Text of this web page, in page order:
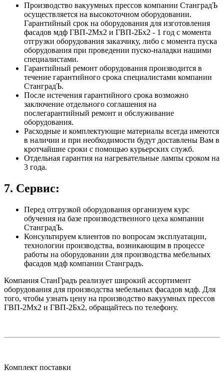
Производство вакуумных прессов компании СтанградЪ
осуществляется на высокоточном оборудовании.
Гарантийный срок на оборудования для изготовления
фасадов мдф ГВП-2Мх2 и ГВП-2Бх2 - 1 год с момента
отгрузки оборудования заказчику, либо с момента пуска
оборудования при проведении пуско-наладки нашими
специалистами.
Гарантийный ремонт оборудования производится в
течение гарантийного срока специалистами компании
СтанградЪ.
После истечения гарантийного срока возможно
заключение отдельного соглашения на
послегарантийный ремонт и обслуживание
оборудования.
Расходные и комплектующие материалы всегда имеются
в наличии и при необходимости будут доставлены Вам в
кротчайшие сроки с помощью курьерских служб.
Отдельная гарантия на нагревательные лампы сроком на
3 года.
7. Сервис:
Перед отгрузкой оборудования организуем курс
обучения на базе производственного цеха компании
СтанградЪ.
Консультируем клиентов по вопросам эксплуатации,
технологии производства, возникающим в процессе
работы на оборудовании для производства мебельных
фасадов мдф компании Станградъ.
Компания СтанГрадъ реализует широкий ассортимент
оборудования для производства мебельных фасадов мдф. Для
того, чтобы узнать цену на производство вакуумных прессов
ГВП-2Мх2 и ГВП-2Бх2, обращайтесь по телефону.
Комплект поставки